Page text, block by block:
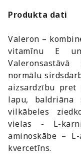
Produkta dati
Valeron –
vitamīnu E
normālu
aizsardzību pret
lapu, baldriāna
vilkābeles
vielas - L-
aminoskābe –
kvercetīns.